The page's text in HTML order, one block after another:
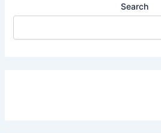
Search